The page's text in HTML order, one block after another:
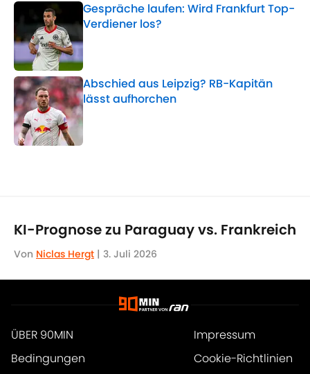
Gespräche laufen: Wird Frankfurt Top-
Verdiener los?
Published by on Invalid Date
Abschied aus Leipzig? RB-Kapitän
lässt aufhorchen
Published by on Invalid Date
KI-Prognose zu Paraguay vs. Frankreich
Von Niclas Hergt | 3. Juli 2026
ÜBER 90MIN
Impressum
Bedingungen
Cookie-Richtlinien